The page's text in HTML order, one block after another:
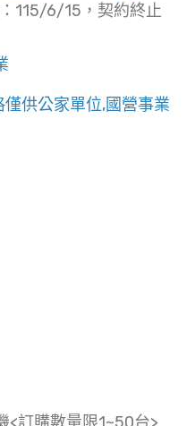
115/6/15，契約終止
僅供公家單位,國營事業